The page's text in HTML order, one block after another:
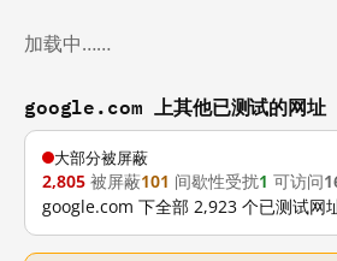
加载中……
google.com 上其他已测试的网址
大部分被屏蔽
2,805 被屏蔽101 间歇性受扰1 可访问
google.com 下全部 2,923 个已测试网